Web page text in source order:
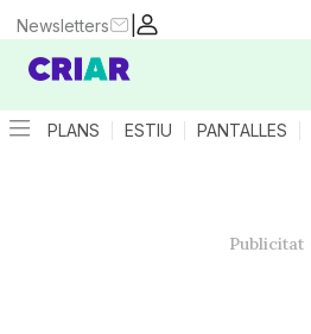
|
Newsletters
PLANS ESTIU PANTALLES